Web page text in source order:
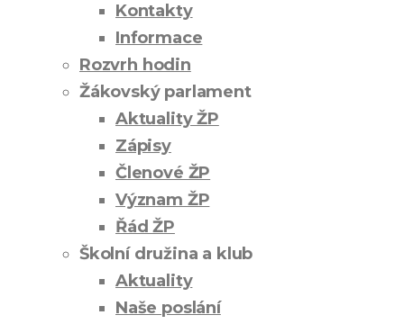
Kontakty
Informace
Rozvrh hodin
Žákovský parlament
Aktuality ŽP
Zápisy
Členové ŽP
Význam ŽP
Řád ŽP
Školní družina a klub
Aktuality
Naše poslání